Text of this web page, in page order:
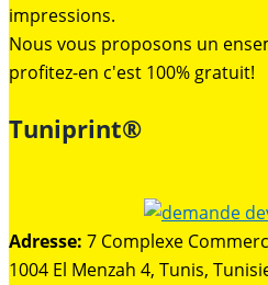
impressions.
Nous vous proposons un
profitez-en c'est 100% gratuit!
Tuniprint®
Adresse: 7 Complexe
1004 El Menzah 4, Tunis,